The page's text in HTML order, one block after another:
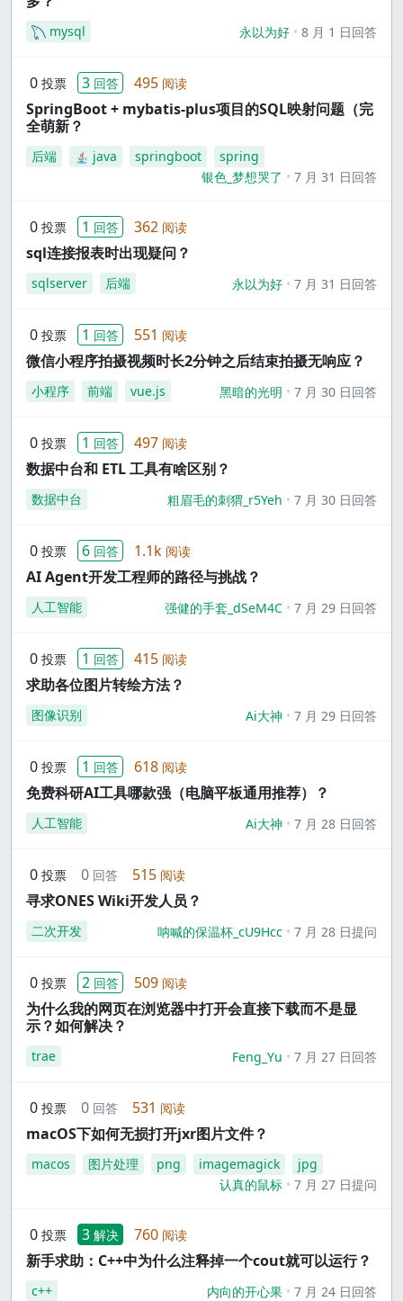
mysql 永以为好 8 月 1 日回答
0 投票 3 回答 495 阅读
SpringBoot + mybatis-plus项目的SQL映射问题（完
全萌新？
后端 java springboot
spring
银色_梦想哭了
7 月 31 日回答
0 投票 1 回答 362 阅读
sql连接报表时出现疑问？
sqlserver 后端 永以为好 7 月 31 日回答
0 投票 1 回答 551 阅读
微信小程序拍摄视频时长2分钟之后结束拍摄无响应？
小程序 前端 vue.js 黑暗的光明 7 月 30 日回答
0 投票 1 回答 497 阅读
数据中台和 ETL 工具有啥区别？
数据中台 粗眉毛的刺猬_r5Yeh 7 月 30 日回答
0 投票 6 回答 1.1k 阅读
AI Agent开发工程师的路径与挑战？
人工智能 强健的手套_dSeM4C 7 月 29 日回答
0 投票 1 回答 415 阅读
求助各位图片转绘方法？
图像识别 Ai大神 7 月 29 日回答
0 投票 1 回答 618 阅读
免费科研AI工具哪款强（电脑平板通用推荐）？
人工智能 Ai大神 7 月 28 日回答
0 投票 0 回答 515 阅读
寻求ONES Wiki开发人员？
二次开发 呐喊的保温杯_cU9Hcc 7 月 28 日提问
0 投票 2 回答 509 阅读
为什么我的网页在浏览器中打开会直接下载而不是显
示？如何解决？
trae Feng_Yu 7 月 27 日回答
0 投票 0 回答 531 阅读
macOS下如何无损打开jxr图片文件？
macos 图片处理 png imagemagick
jpg
认真的鼠标
7 月 27 日提问
0 投票 3 解决 760 阅读
新手求助：C++中为什么注释掉一个cout就可以运行？
c++ 内向的开心果 7 月 24 日回答